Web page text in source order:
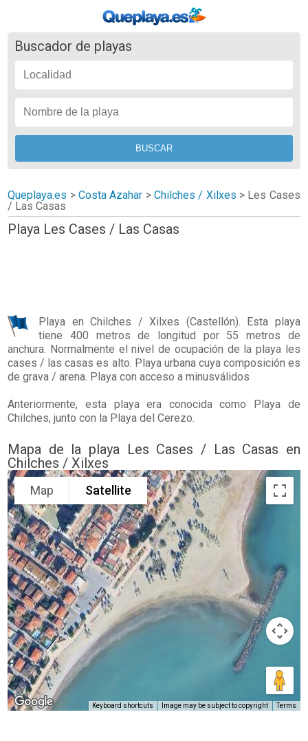
Buscador de playas
Queplaya.es > Costa Azahar > Chilches / Xilxes > Les Cases
/ Las Casas
Playa Les Cases / Las Casas
Playa enChilches / Xilxes (Castellón). Esta playa
tiene 400 metros de longitud por 55 metros de
anchura. Normalmente el nivel de ocupación de la playa les
cases / las casas es alto. Playa urbana cuya composición es
de grava / arena. Playa con acceso a minusválidos
Anteriormente, esta playa era conocida como Playa de
Chilches, junto con la Playa del Cerezo.
Mapa de la playa Les Cases / Las Casas en
Chilches / Xilxes
Map Satellite
Keyboard shortcuts Image may be subject to copyright Terms